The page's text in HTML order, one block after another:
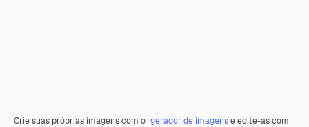
Crie suas próprias imagens com o gerador de imagense edite-as com